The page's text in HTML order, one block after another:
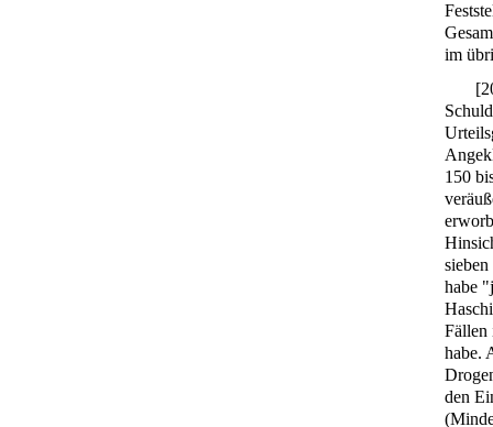
im
[
150
habe
Fällen
habe.
den